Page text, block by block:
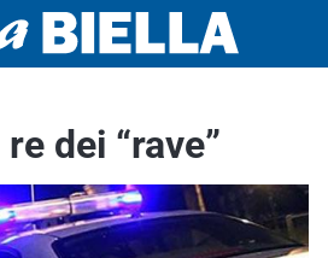
dei “rave”